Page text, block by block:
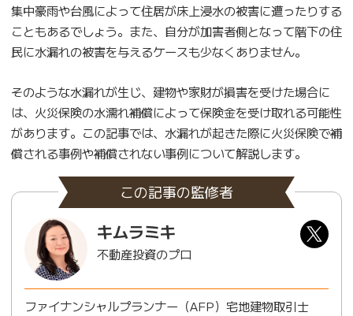
集中豪雨や台風によって住居が床上浸水の被害に遭ったりする
こともあるでしょう。また、自分が加害者側となって階下の住
民に水漏れの被害を与えるケースも少なくありません。
そのような水漏れが生じ、建物や家財が損害を受けた場合に
は、火災保険の水濡れ補償によって保険金を受け取れる可能性
があります。この記事では、水漏れが起きた際に火災保険で補
償される事例や補償されない事例について解説します。
この記事の監修者
キムラミキ
不動産投資のプロ
ファイナンシャルプランナー（AFP）宅地建物取引士